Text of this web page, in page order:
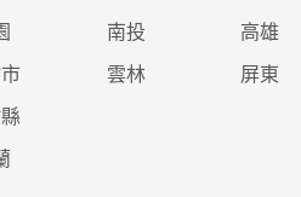
南投 高雄
雲林 屏東